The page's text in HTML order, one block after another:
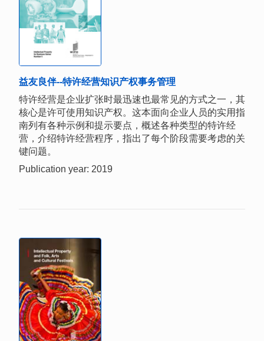
益友良伴--特许经营知识产权事务管理
特许经营是企业扩张时最迅速也最常见的方式之一，其
核心是许可使用知识产权。这本面向企业人员的实用指
南列有各种示例和提示要点，概述各种类型的特许经
营，介绍特许经营程序，指出了每个阶段需要考虑的关
键问题。
Publication year: 2019